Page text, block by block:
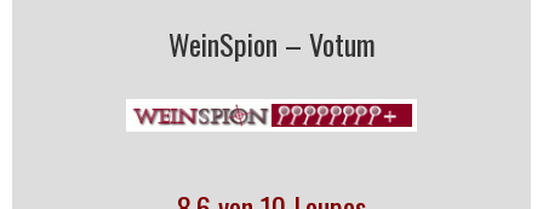
WeinSpion – Votum